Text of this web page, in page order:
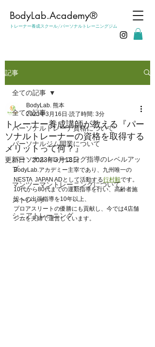
​BodyLab.Academy®︎
トレーナー養成スクール/パーソナルトレーニングジム
記事
全ての記事
パーソナルトレーナ資格について
パーソナルジム開業について
パーソナルトレーニング指導のレベルアッ
プ
マンツーマントレーニングについて
ストレッチ
シニアトレーニング
全ての記事
トレーナー養成講師が教える『パー
ソナルトレーナーの資格を取得する
メリットって何？』
BodyLab. 熊本
2023年3月16日 読了時間: 3分
更新日：2023年3月18日
BodyLab.アカデミー主宰であり、九州唯一の
NESTA  JAPAN ADとして活動する行村毅です。
10代から80代までの運動指導を行い、高齢者施
設への出張指導を10年以上、
プロアスリートの優勝にも貢献し、今では4店舗
ジムを夫婦で運営しています。